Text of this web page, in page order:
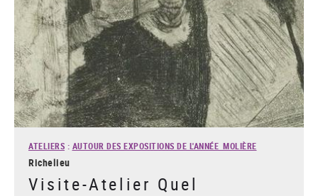
ATELIERS : AUTOUR DES EXPOSITIONS DE L'ANNÉE MOLIÈRE
Richelieu
Visite-Atelier Quel